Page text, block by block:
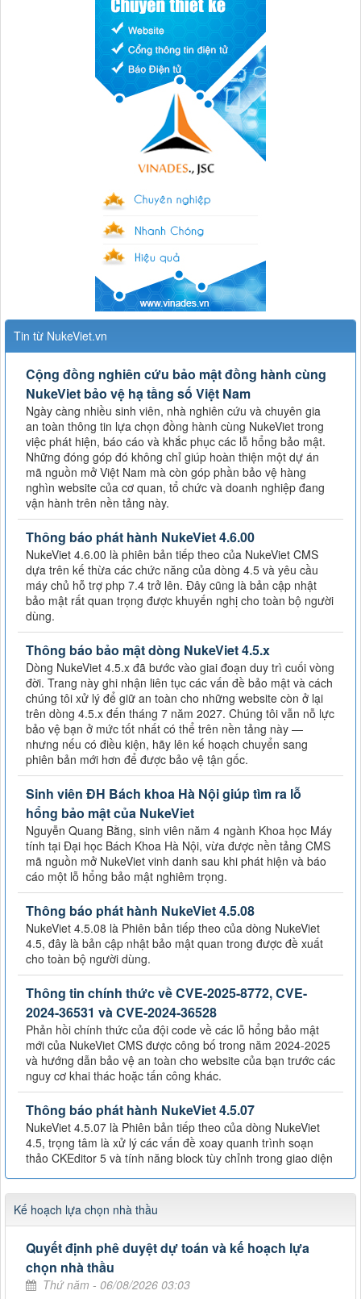
Tin từ NukeViet.vn
Cộng đồng nghiên cứu bảo mật đồng hành cùng
NukeViet bảo vệ hạ tầng số Việt Nam
Ngày càng nhiều sinh viên, nhà nghiên cứu và chuyên gia
an toàn thông tin lựa chọn đồng hành cùng NukeViet trong
việc phát hiện, báo cáo và khắc phục các lỗ hổng bảo mật.
Những đóng góp đó không chỉ giúp hoàn thiện một dự án
mã nguồn mở Việt Nam mà còn góp phần bảo vệ hàng
nghìn website của cơ quan, tổ chức và doanh nghiệp đang
vận hành trên nền tảng này.
Thông báo phát hành NukeViet 4.6.00
NukeViet 4.6.00 là phiên bản tiếp theo của NukeViet CMS
dựa trên kế thừa các chức năng của dòng 4.5 và yêu cầu
máy chủ hỗ trợ php 7.4 trở lên. Đây cũng là bản cập nhật
bảo mật rất quan trọng được khuyến nghị cho toàn bộ người
dùng.
Thông báo bảo mật dòng NukeViet 4.5.x
Dòng NukeViet 4.5.x đã bước vào giai đoạn duy trì cuối vòng
đời. Trang này ghi nhận liên tục các vấn đề bảo mật và cách
chúng tôi xử lý để giữ an toàn cho những website còn ở lại
trên dòng 4.5.x đến tháng 7 năm 2027. Chúng tôi vẫn nỗ lực
bảo vệ bạn ở mức tốt nhất có thể trên nền tảng này —
nhưng nếu có điều kiện, hãy lên kế hoạch chuyển sang
phiên bản mới hơn để được bảo vệ tận gốc.
Sinh viên ĐH Bách khoa Hà Nội giúp tìm ra lỗ
hổng bảo mật của NukeViet
Nguyễn Quang Bằng, sinh viên năm 4 ngành Khoa học Máy
tính tại Đại học Bách Khoa Hà Nội, vừa được nền tảng CMS
mã nguồn mở NukeViet vinh danh sau khi phát hiện và báo
cáo một lỗ hổng bảo mật nghiêm trọng.
Thông báo phát hành NukeViet 4.5.08
NukeViet 4.5.08 là Phiên bản tiếp theo của dòng NukeViet
4.5, đây là bản cập nhật bảo mật quan trong được đề xuất
cho toàn bộ người dùng.
Thông tin chính thức về CVE-2025-8772, CVE-
2024-36531 và CVE-2024-36528
Phản hồi chính thức của đội code về các lỗ hổng bảo mật
mới của NukeViet CMS được công bố trong năm 2024-2025
và hướng dẫn bảo vệ an toàn cho website của bạn trước các
nguy cơ khai thác hoặc tấn công khác.
Thông báo phát hành NukeViet 4.5.07
NukeViet 4.5.07 là Phiên bản tiếp theo của dòng NukeViet
4.5, trọng tâm là xử lý các vấn đề xoay quanh trình soạn
thảo CKEditor 5 và tính năng block tùy chỉnh trong giao diện
Kế hoạch lựa chọn nhà thầu
Quyết định phê duyệt dự toán và kế hoạch lựa
chọn nhà thầu
Thứ năm - 06/08/2026 03:03